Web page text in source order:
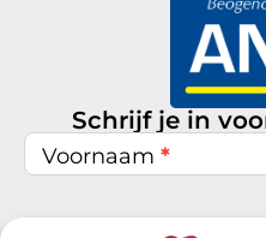
Schrijf je in
Nieuwsbrief
inschrijven
Voornaam *